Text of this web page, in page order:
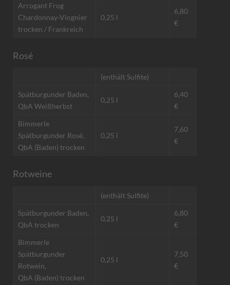
Arrogant Frog
Chardonnay-Viognier
trocken / Frankreich
0,25 l
6,80
€
Rosé
(enthält Sulfite)
Spätburgunder Baden,
QbA Weißherbst
0,25 l
6,40
€
Bimmerle
Spätburgunder Rosé,
QbA (Baden) trocken
0,25 l
7,60
€
Rotweine
(enthält Sulfite)
Spätburgunder Baden,
QbA trocken
0,25 l
6,80
€
Bimmerle
Spätburgunder
Rotwein,
QbA (Baden) trocken
0,25 l
7,50
€